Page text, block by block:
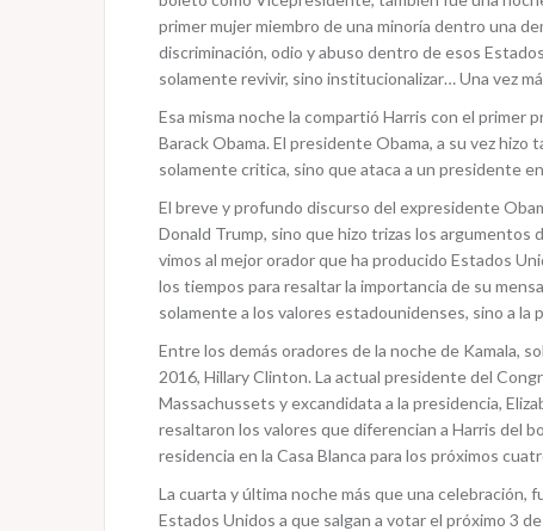
primer mujer miembro de una minoría dentro una
discriminación, odio y abuso dentro de esos
solamente revivir, sino institucionalizar… Una vez
Esa misma noche la compartió Harris con el primer
Barack Obama. El presidente Obama, a su vez
solamente critica, sino que ataca a un presidente
El breve y profundo discurso del expresidente
Donald Trump, sino que hizo trizas los argumentos
vimos al mejor orador que ha producido Estados
los tiempos para resaltar la importancia de su
solamente a los valores estadounidenses, sino a la
Entre los demás oradores de la noche de Kamala,
2016, Hillary Clinton. La actual presidente del
Massachussets y excandidata a la presidencia,
resaltaron los valores que diferencian a Harris del
residencia en la Casa Blanca para los próximos
La cuarta y última noche más que una celebración,
Estados Unidos a que salgan a votar el próximo 3